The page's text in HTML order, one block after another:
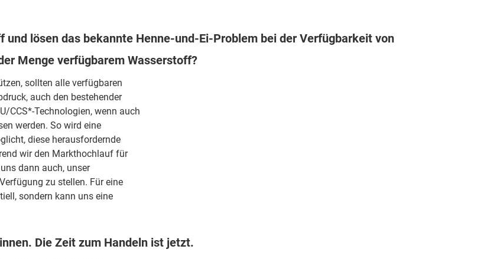
lösen das bekannte Henne-und-Ei-Problem bei der Verfügbarkeit von
Menge verfügbarem Wasserstoff?
sollten alle verfügbaren
auch den bestehender
CCS*-Technologien, wenn auch
werden. So wird eine
diese herausfordernde
wir den Markthochlauf für
dann auch, unser
zu stellen. Für eine
sondern kann uns eine
Die Zeit zum Handeln ist jetzt.